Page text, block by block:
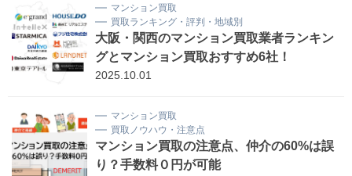
マンション買取
買取ランキング・評判・地域別
大阪・関西のマンション買取業者ランキン
グとマンション買取おすすめ6社！
2025.10.01
マンション買取
買取ノウハウ・注意点
マンション買取の注意点、仲介の60%は誤
り？手数料０円が可能